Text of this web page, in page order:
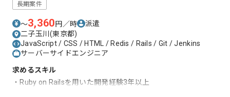
長期案件
〜3,360円／時
派遣
二子玉川(東京都)
JavaScript / CSS / HTML / Redis / Rails / Git / Jenkins
サーバーサイドエンジニア
求めるスキル
・Ruby on Railsを用いた開発経験3年以上